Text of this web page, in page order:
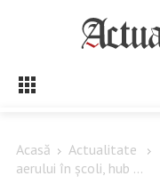
Acasă Actualitate
aerului în școli, hub ...